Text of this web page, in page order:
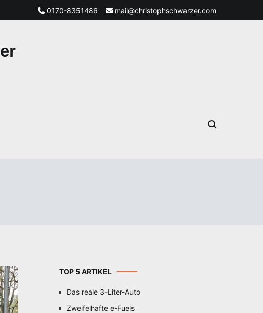
0170-8351486 mail@christophschwarzer.com
TOP 5 ARTIKEL
Das reale 3-Liter-Auto
Zweifelhafte e-Fuels